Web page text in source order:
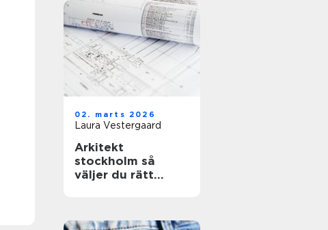
02. marts 2026
Laura Vestergaard
Arkitekt
stockholm så
väljer du rätt